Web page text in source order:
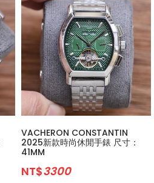
VACHERON CONSTANTIN
2025新款時尚休閒手錶 尺寸：
41MM
NT$3300